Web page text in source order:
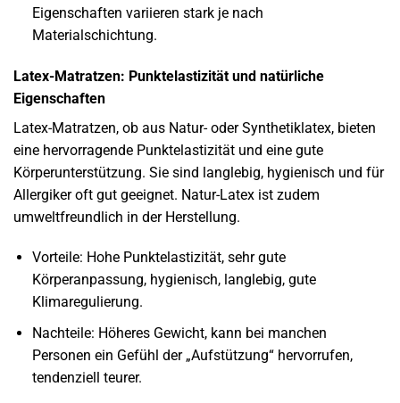
Eigenschaften variieren stark je nach
Materialschichtung.
Latex-Matratzen: Punktelastizität und natürliche
Eigenschaften
Latex-Matratzen, ob aus Natur- oder Synthetiklatex, bieten
eine hervorragende Punktelastizität und eine gute
Körperunterstützung. Sie sind langlebig, hygienisch und für
Allergiker oft gut geeignet. Natur-Latex ist zudem
umweltfreundlich in der Herstellung.
Vorteile: Hohe Punktelastizität, sehr gute
Körperanpassung, hygienisch, langlebig, gute
Klimaregulierung.
Nachteile: Höheres Gewicht, kann bei manchen
Personen ein Gefühl der „Aufstützung“ hervorrufen,
tendenziell teurer.